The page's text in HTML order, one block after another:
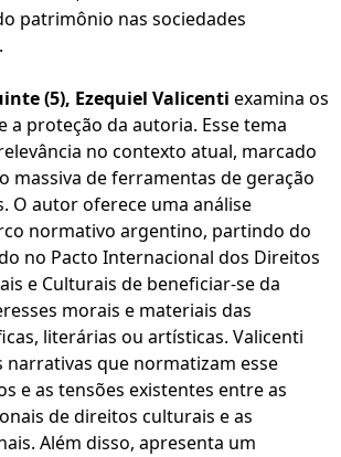
patrimônio nas sociedades
(5), Ezequiel Valicenti examina os
a proteção da autoria. Esse tema
no contexto atual, marcado
massiva de ferramentas de geração
O autor oferece uma análise
normativo argentino, partindo do
no Pacto Internacional dos Direitos
e Culturais de beneficiar‑se da
morais e materiais das
literárias ou artísticas. Valicenti
narrativas que normatizam esse
e as tensões existentes entre as
de direitos culturais e as
Além disso, apresenta um